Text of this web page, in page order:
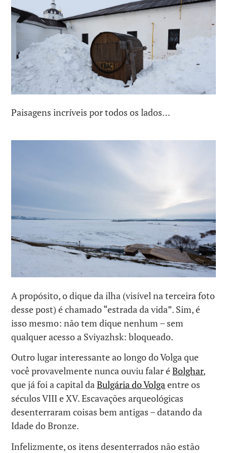
Paisagens incríveis por todos os lados…
A propósito, o dique da ilha (visível na terceira foto
desse post) é chamado “estrada da vida”. Sim, é
isso mesmo: não tem dique nenhum – sem
qualquer acesso a Sviyazhsk: bloqueado.
Outro lugar interessante ao longo do Volga que
você provavelmente nunca ouviu falar éBolghar,
que já foi a capital daBulgária do Volgaentre os
séculos VIII e XV. Escavações arqueológicas
desenterraram coisas bem antigas – datando da
Idade do Bronze.
Infelizmente, os itens desenterrados não estão